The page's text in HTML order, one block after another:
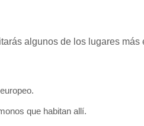
algunos de los lugares más
que habitan allí.